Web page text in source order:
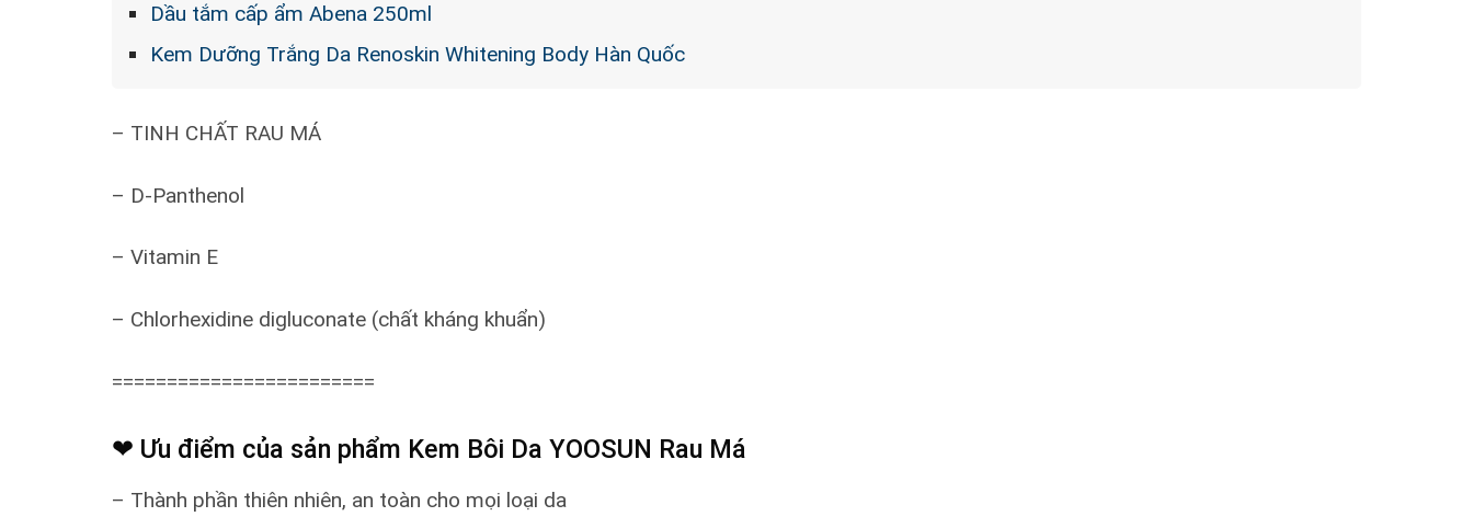
Dầu tắm cấp ẩm Abena 250ml
Kem Dưỡng Trắng Da Renoskin Whitening Body Hàn Quốc
– TINH CHẤT RAU MÁ
– D-Panthenol
– Vitamin E
– Chlorhexidine digluconate (chất kháng khuẩn)
========================
❤ Ưu điểm của sản phẩm Kem Bôi Da YOOSUN Rau Má
– Thành phần thiên nhiên, an toàn cho mọi loại da